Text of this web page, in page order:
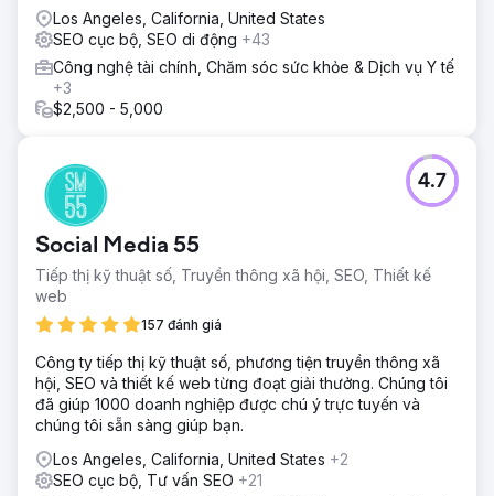
Los Angeles, California, United States
SEO cục bộ, SEO di động +43
Công nghệ tài chính, Chăm sóc sức khỏe & Dịch vụ Y tế
+3
$2,500 - 5,000
Social Media 55
Tiếp thị kỹ thuật số, Truyền thông xã hội, SEO, Thiết kế
web
157 đánh giá
4.7
Công ty tiếp thị kỹ thuật số, phương tiện truyền thông xã
hội, SEO và thiết kế web từng đoạt giải thưởng. Chúng tôi
đã giúp 1000 doanh nghiệp được chú ý trực tuyến và
chúng tôi sẵn sàng giúp bạn.
Los Angeles, California, United States +2
SEO cục bộ, Tư vấn SEO +21